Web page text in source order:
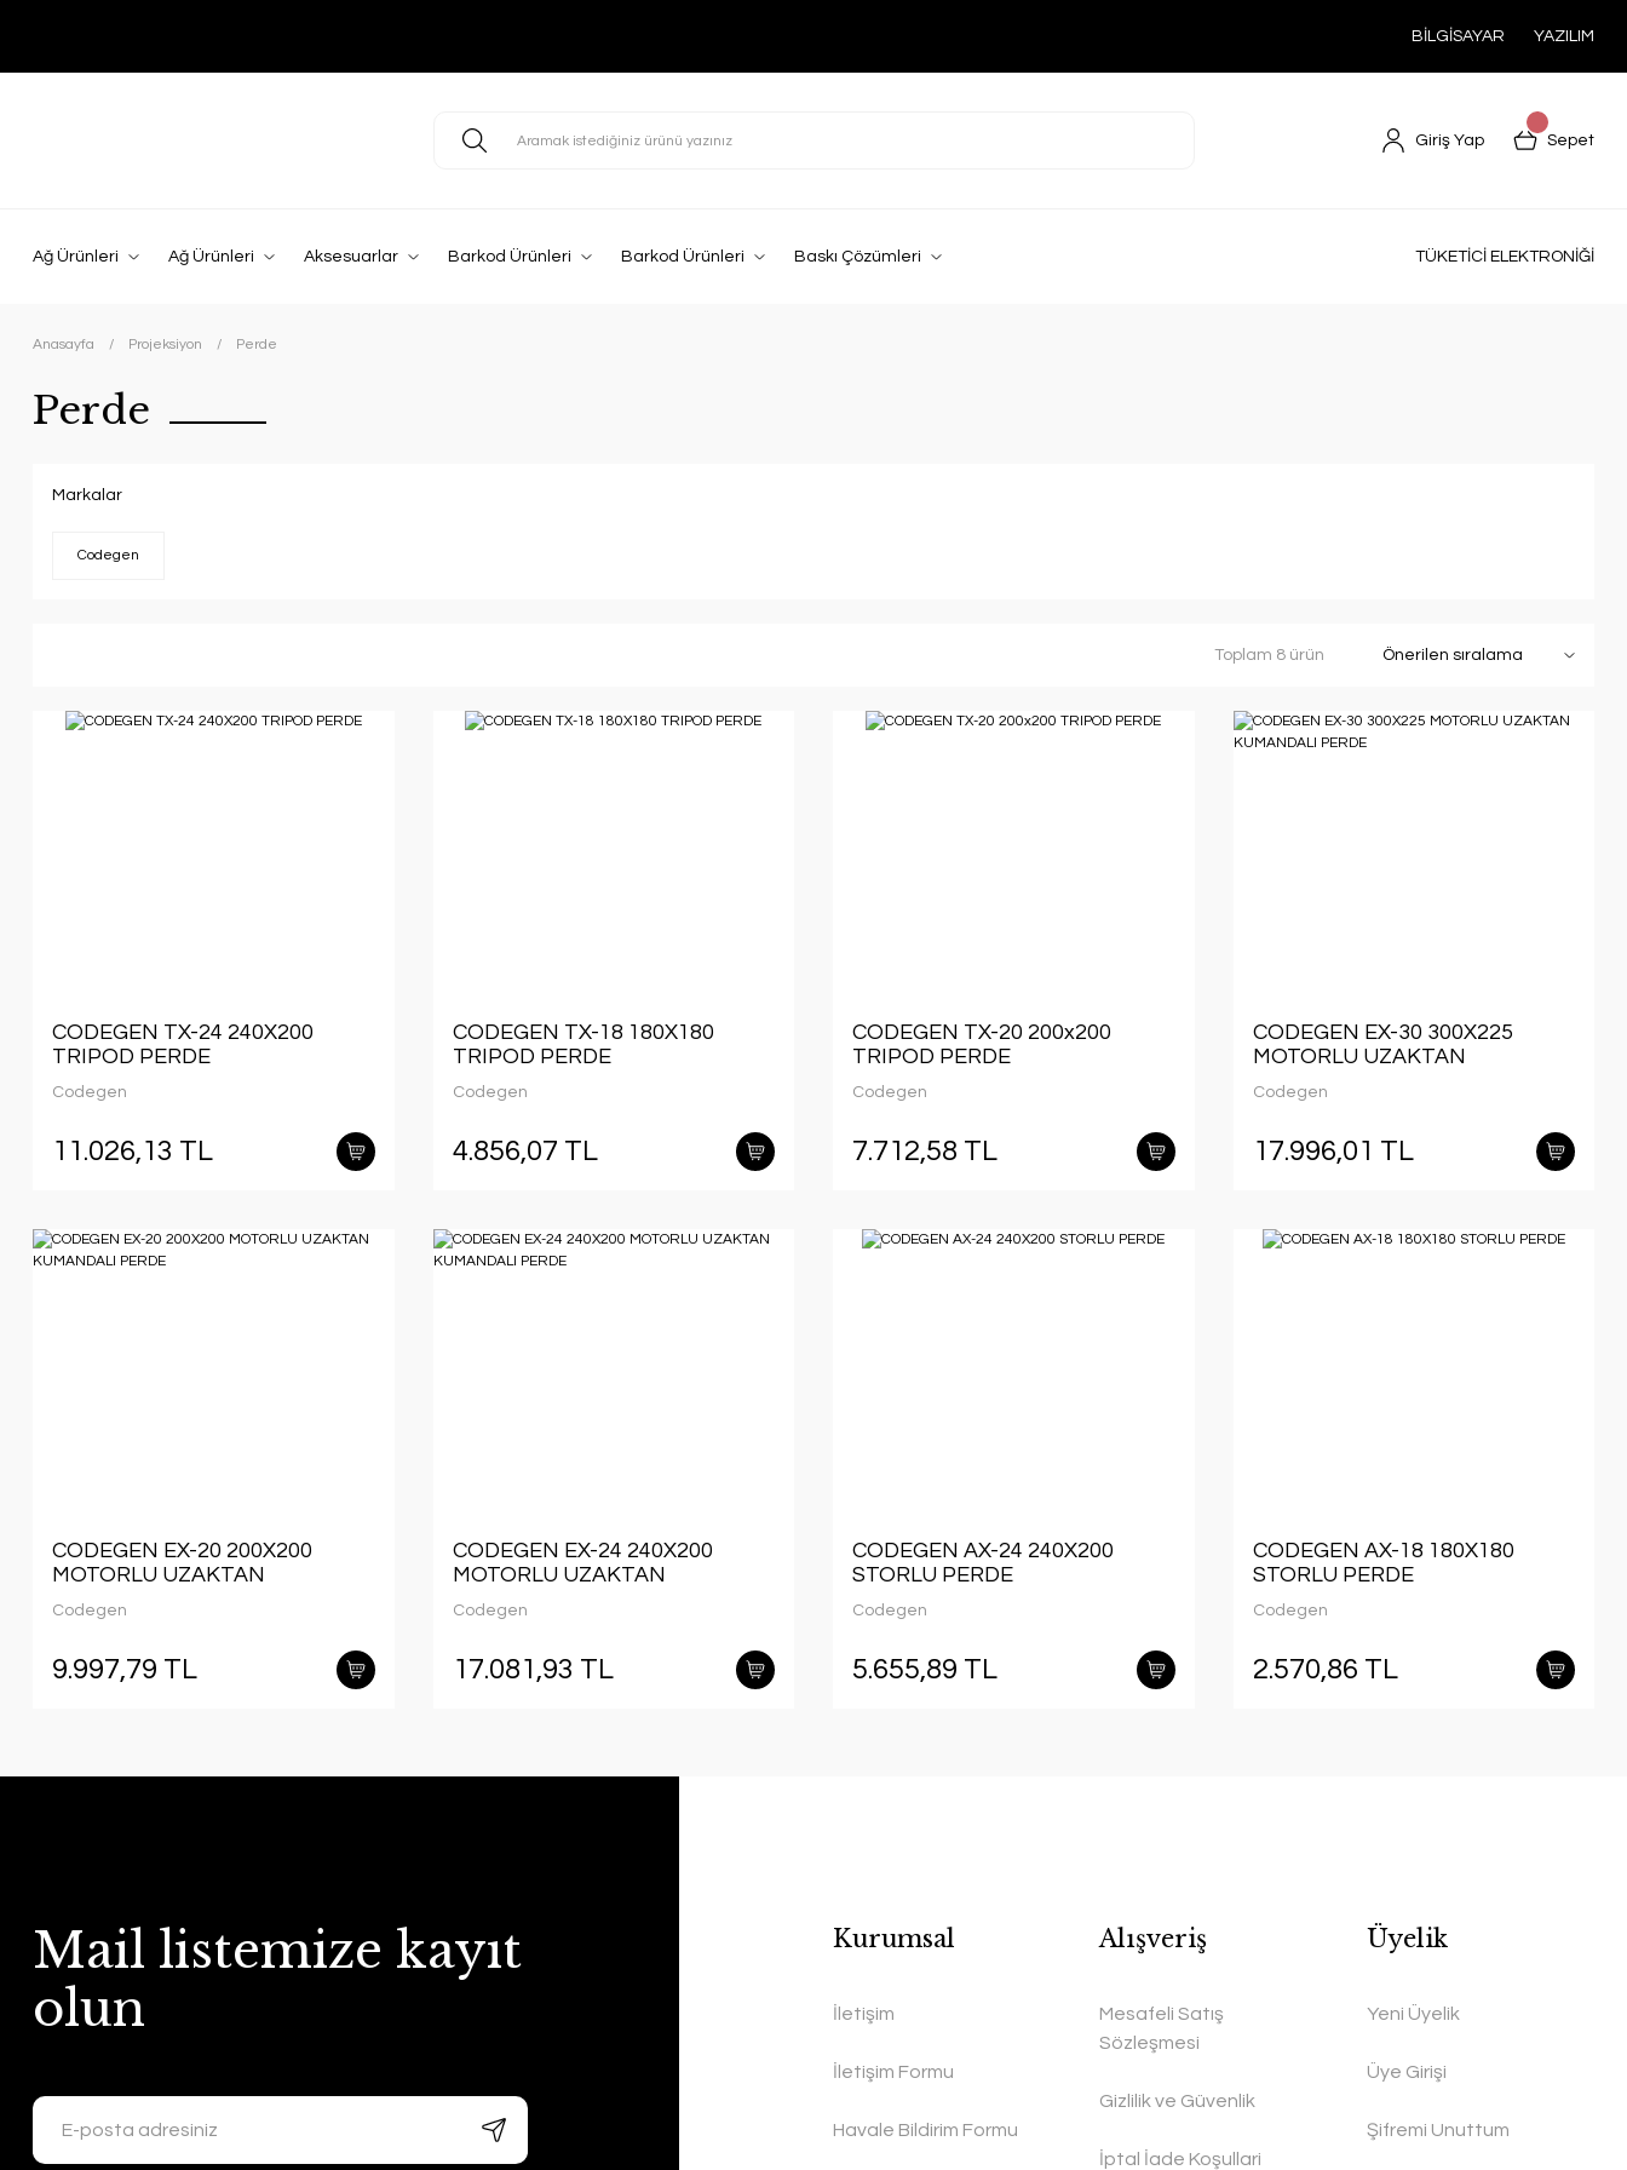
BİLGİSAYAR YAZILIM
Giriş Yap Sepet
Ağ Ürünleri Ağ Ürünleri Aksesuarlar Barkod Ürünleri Barkod Ürünleri Baskı Çözümleri TÜKETİCİ ELEKTRONİĞİ
Anasayfa Projeksiyon Perde
Perde
Markalar
Codegen
Toplam 8 ürün
CODEGEN TX-24 240X200
TRIPOD PERDE
Codegen
11.026,13 TL
CODEGEN TX-18 180X180
TRIPOD PERDE
Codegen
4.856,07 TL
CODEGEN TX-20 200x200
TRIPOD PERDE
Codegen
7.712,58 TL
CODEGEN EX-30 300X225
MOTORLU UZAKTAN
KUMANDALI PERDE
Codegen
17.996,01 TL
CODEGEN EX-20 200X200
MOTORLU UZAKTAN
KUMANDALI PERDE
Codegen
9.997,79 TL
CODEGEN EX-24 240X200
MOTORLU UZAKTAN
KUMANDALI PERDE
Codegen
17.081,93 TL
CODEGEN AX-24 240X200
STORLU PERDE
Codegen
5.655,89 TL
CODEGEN AX-18 180X180
STORLU PERDE
Codegen
2.570,86 TL
Mail listemize kayıt
olun
Kurumsal
İletişim
İletişim Formu
Havale Bildirim Formu
Alışveriş
Mesafeli Satış
Sözleşmesi
Gizlilik ve Güvenlik
İptal İade Koşullari
Üyelik
Yeni Üyelik
Üye Girişi
Şifremi Unuttum